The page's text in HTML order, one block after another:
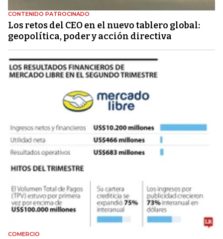
CONTENIDO PATROCINADO
Los retos del CEO en el nuevo tablero global:
geopolítica, poder y acción directiva
COMERCIO